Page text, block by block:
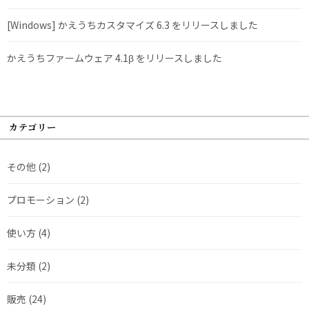
[Windows] かえうちカスタマイズ 6.3 をリリースしました
かえうちファームウェア 4.1β をリリースしました
カテゴリー
その他 (2)
プロモーション (2)
使い方 (4)
未分類 (2)
販売 (24)